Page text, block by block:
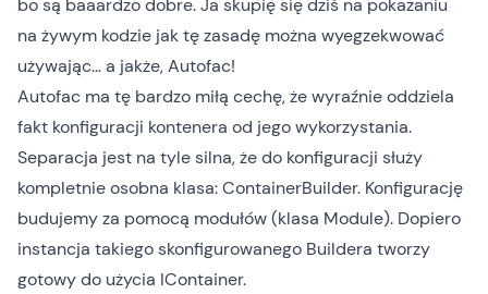
bo są baaardzo dobre. Ja skupię się dziś na pokazaniu
na żywym kodzie jak tę zasadę można wyegzekwować
używając… a jakże, Autofac!
Autofac ma tę bardzo miłą cechę, że wyraźnie oddziela
fakt konfiguracji kontenera od jego wykorzystania.
Separacja jest na tyle silna, że do konfiguracji służy
kompletnie osobna klasa: ContainerBuilder. Konfigurację
budujemy za pomocą modułów (klasa Module). Dopiero
instancja takiego skonfigurowanego Buildera tworzy
gotowy do użycia IContainer.